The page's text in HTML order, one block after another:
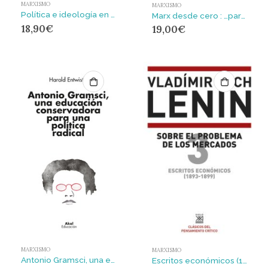
MARXISMO
Política e ideología en la teoría marxista : Capitalismo, fascismo, populismo
18,90€
MARXISMO
19,00€
MARXISMO
Antonio Gramsci, una educación conservadora para una política radical
MARXISMO